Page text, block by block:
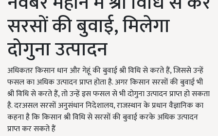
सरसों की बुवाई, मिलेगा
दोगुना उत्पादन
अधिकतर किसान धान और गेहूं की बुवाई श्री विधि से करते हैं, जिससे उन्हें
फसल का अधिक उत्पादन प्राप्त होता है. अगर किसान सरसों की बुवाई भी
श्री विधि से करते हैं, तो उन्हें इस फसल से भी दोगुना उत्पादन प्राप्त हो सकता
है. दरअसल सरसों अनुसंधान निदेशालय, राजस्थान के प्रधान वैज्ञानिक का
कहना है कि किसान श्री विधि से सरसों की बुवाई करके अधिक उत्पादन
प्राप्त कर सकते हैं